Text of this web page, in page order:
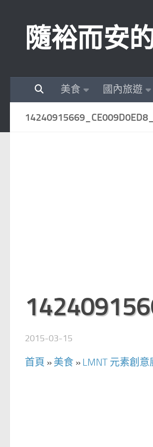
隨裕而安
美食 國內旅遊
2015-03-15
首頁 » 美食 » LMNT 元素創意